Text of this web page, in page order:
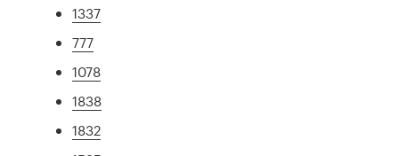
1337
777
1078
1838
1832